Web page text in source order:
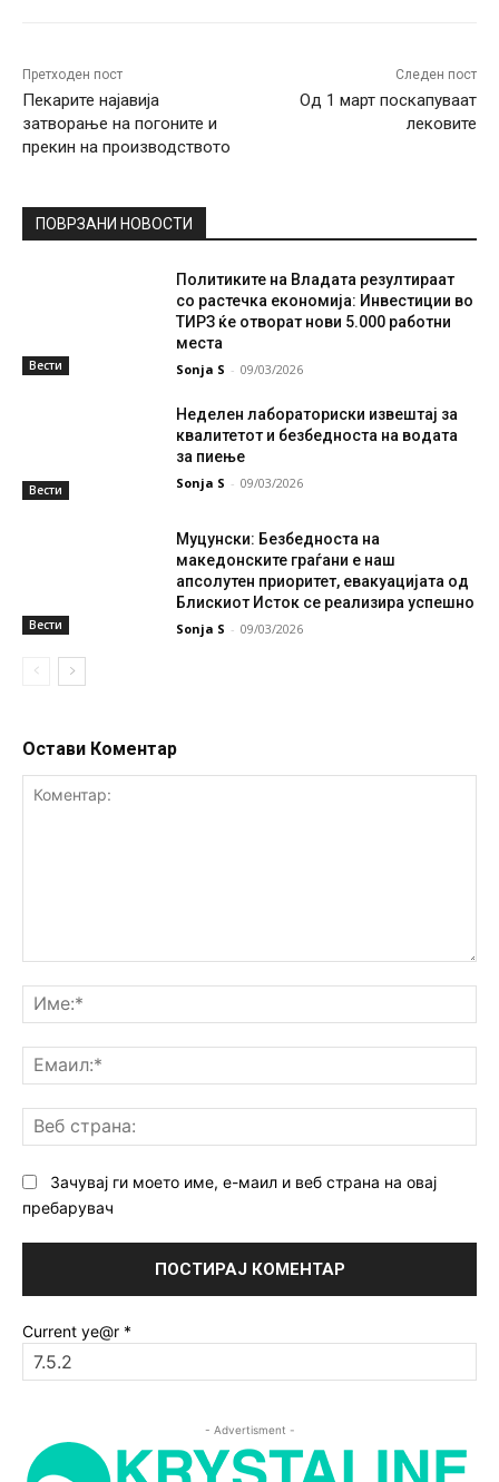
Претходен пост
Пекарите најавија
затворање на погоните и
прекин на производството
Следен пост
Од 1 март поскапуваат
лековите
ПОВРЗАНИ НОВОСТИ
Вести
Политиките на Владата резултираат
со растечка економија: Инвестиции во
ТИРЗ ќе отворат нови 5.000 работни
места
Sonja S - 09/03/2026
Вести
Неделен лабораториски извештај за
квалитетот и безбедноста на водата
за пиење
Sonja S - 09/03/2026
Вести
Муцунски: Безбедноста на
македонските граѓани е наш
апсолутен приоритет, евакуацијата од
Блискиот Исток се реализира успешно
Sonja S - 09/03/2026
Остави Коментар
Зачувај ги моето име, е-маил и веб страна на овај
пребарувач
Current ye@r *
- Advertisment -